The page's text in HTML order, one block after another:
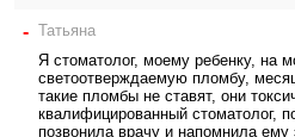
- Татьяна
Я стоматолог, моему ребенку, на
светоотверждаемую пломбу,
такие пломбы не ставят, они
квалифицированный стоматолог,
позвонила врачу и напомнила